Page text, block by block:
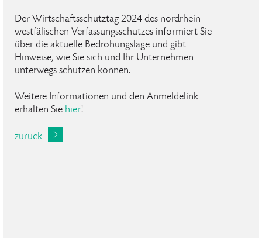
Der Wirtschaftsschutztag 2024 des nordrhein-
westfälischen Verfassungsschutzes informiert Sie
über die aktuelle Bedrohungslage und gibt
Hinweise, wie Sie sich und Ihr Unternehmen
unterwegs schützen können.
Weitere Informationen und den Anmeldelink
erhalten Sie hier!
zurück